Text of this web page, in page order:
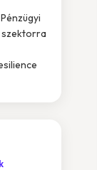
szektorra